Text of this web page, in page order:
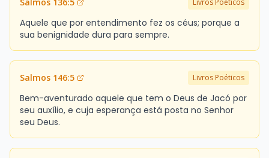
Aquele que por entendimento fez os céus; porque a
sua benignidade dura para sempre.
Salmos 146:5 Livros Poéticos
Bem-aventurado aquele que tem o Deus de Jacó por
seu auxílio, e cuja esperança está posta no Senhor
seu Deus.